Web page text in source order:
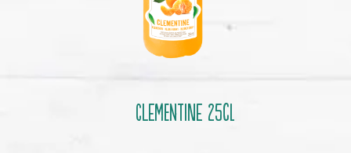
Clementine 25cl